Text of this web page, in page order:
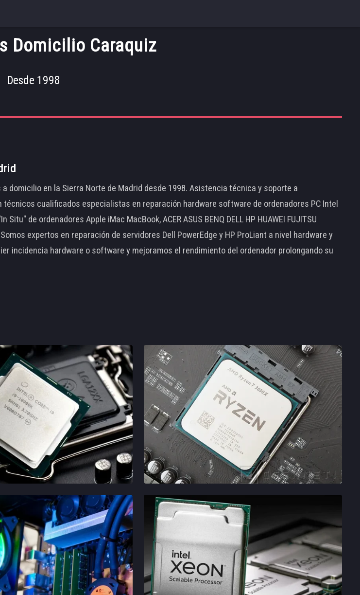
Domicilio Caraquiz
Desde 1998
en la Sierra Norte de Madrid desde 1998. Asistencia técnica y soporte a
cualificados especialistas en reparación hardware software de ordenadores PC Intel
de ordenadores Apple iMac MacBook, ACER ASUS BENQ DELL HP HUAWEI FUJITSU
Somos expertos en reparación de servidores Dell PowerEdge y HP ProLiant a nivel hardware y
incidencia hardware o software y mejoramos el rendimiento del ordenador prolongando su